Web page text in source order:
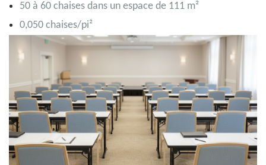
50 à 60 chaises dans un espace de 111 m²
0,050 chaises/pi²